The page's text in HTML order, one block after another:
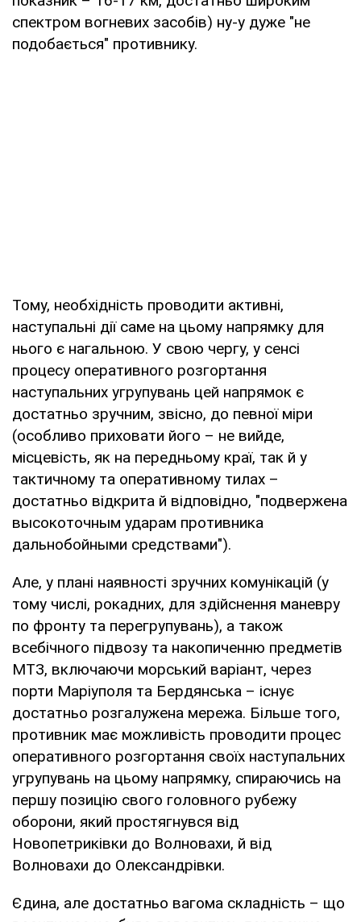
спектром вогневих засобів) ну-у дуже "не
подобається" противнику.
Тому, необхідність проводити активні,
наступальні дії саме на цьому напрямку для
нього є нагальною. У свою чергу, у сенсі
процесу оперативного розгортання
наступальних угрупувань цей напрямок є
достатньо зручним, звісно, до певної міри
(особливо приховати його – не вийде,
місцевість, як на передньому краї, так й у
тактичному та оперативному тилах –
достатньо відкрита й відповідно, "подвержена
высокоточным ударам противника
дальнобойными средствами").
Але, у плані наявності зручних комунікацій (у
тому числі, рокадних, для здійснення маневру
по фронту та перегрупувань), а також
всебічного підвозу та накопиченню предметів
МТЗ, включаючи морський варіант, через
порти Маріуполя та Бердянська – існує
достатньо розгалужена мережа. Більше того,
противник має можливість проводити процес
оперативного розгортання своїх наступальних
угрупувань на цьому напрямку, спираючись на
першу позицію свого головного рубежу
оборони, який простягнувся від
Новопетриківки до Волновахи, й від
Волновахи до Олександрівки.
Єдина, але достатньо вагома складність – що